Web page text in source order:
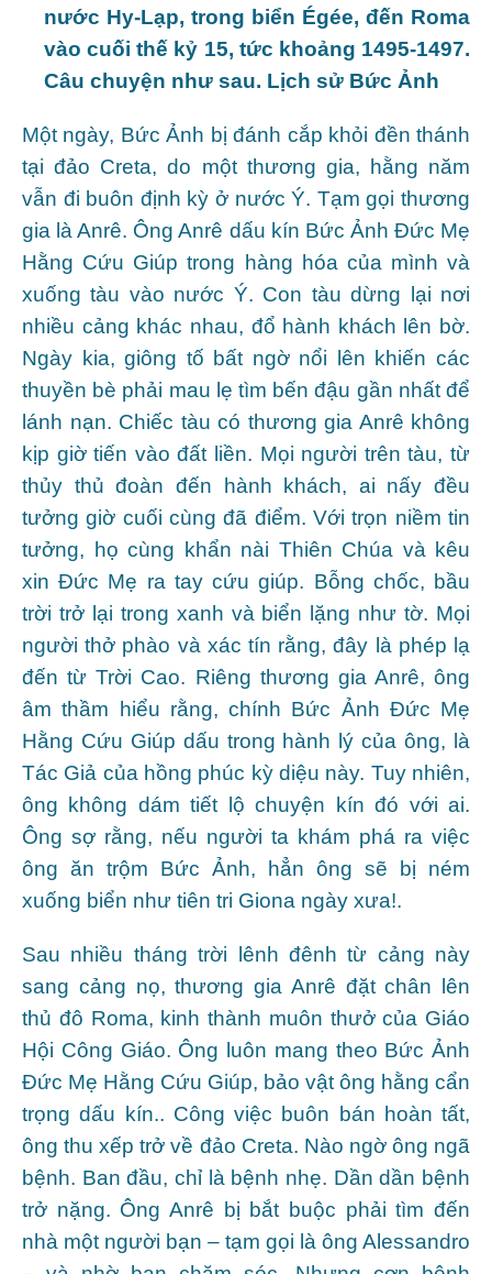
nước Hy-Lạp, trong biển Égée, đến Roma
vào cuối thế kỷ 15, tức khoảng 1495-1497.
Câu chuyện như sau. Lịch sử Bức Ảnh
Một ngày, Bức Ảnh bị đánh cắp khỏi đền thánh
tại đảo Creta, do một thương gia, hằng năm
vẫn đi buôn định kỳ ở nước Ý. Tạm gọi thương
gia là Anrê. Ông Anrê dấu kín Bức Ảnh Đức Mẹ
Hằng Cứu Giúp trong hàng hóa của mình và
xuống tàu vào nước Ý. Con tàu dừng lại nơi
nhiều cảng khác nhau, đổ hành khách lên bờ.
Ngày kia, giông tố bất ngờ nổi lên khiến các
thuyền bè phải mau lẹ tìm bến đậu gần nhất để
lánh nạn. Chiếc tàu có thương gia Anrê không
kịp giờ tiến vào đất liền. Mọi người trên tàu, từ
thủy thủ đoàn đến hành khách, ai nấy đều
tưởng giờ cuối cùng đã điểm. Với trọn niềm tin
tưởng, họ cùng khẩn nài Thiên Chúa và kêu
xin Đức Mẹ ra tay cứu giúp. Bỗng chốc, bầu
trời trở lại trong xanh và biển lặng như tờ. Mọi
người thở phào và xác tín rằng, đây là phép lạ
đến từ Trời Cao. Riêng thương gia Anrê, ông
âm thầm hiểu rằng, chính Bức Ảnh Đức Mẹ
Hằng Cứu Giúp dấu trong hành lý của ông, là
Tác Giả của hồng phúc kỳ diệu này. Tuy nhiên,
ông không dám tiết lộ chuyện kín đó với ai.
Ông sợ rằng, nếu người ta khám phá ra việc
ông ăn trộm Bức Ảnh, hẳn ông sẽ bị ném
xuống biển như tiên tri Giona ngày xưa!.
Sau nhiều tháng trời lênh đênh từ cảng này
sang cảng nọ, thương gia Anrê đặt chân lên
thủ đô Roma, kinh thành muôn thưở của Giáo
Hội Công Giáo. Ông luôn mang theo Bức Ảnh
Đức Mẹ Hằng Cứu Giúp, bảo vật ông hằng cẩn
trọng dấu kín.. Công việc buôn bán hoàn tất,
ông thu xếp trở về đảo Creta. Nào ngờ ông ngã
bệnh. Ban đầu, chỉ là bệnh nhẹ. Dần dần bệnh
trở nặng. Ông Anrê bị bắt buộc phải tìm đến
nhà một người bạn – tạm gọi là ông Alessandro